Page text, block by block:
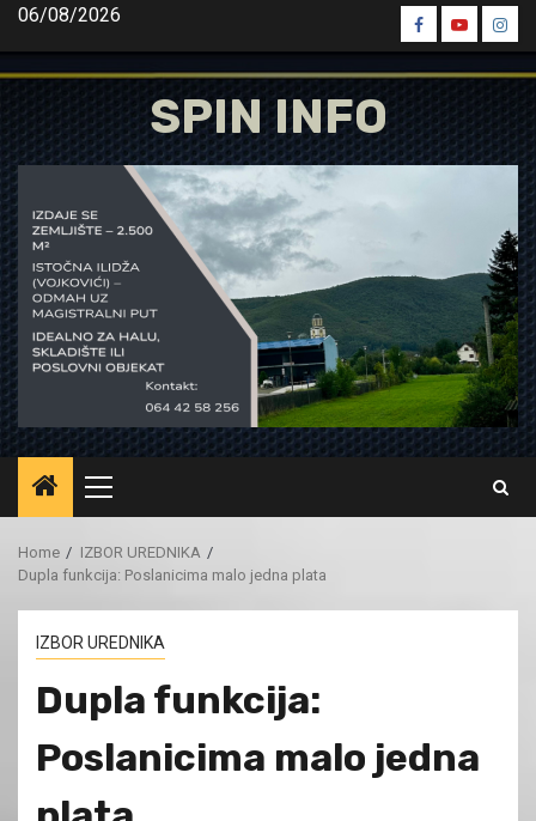
Skip
content
06/08/2026
Spin
Facebook
Spin
Youtube
Spin
SPIN INFO
Primary
Menu
Home
IZBOR UREDNIKA
Dupla funkcija: Poslanicima malo jedna plata
IZBOR UREDNIKA
Dupla funkcija:
Poslanicima malo jedna